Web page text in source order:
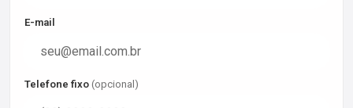
E-mail
Telefone fixo (opcional)